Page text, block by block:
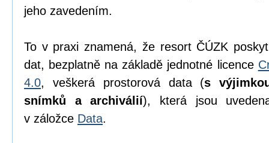
jeho zavedením.
To v praxi znamená, že resort ČÚZK
dat, bezplatně na základě jednotné licence
4.0, veškerá prostorová data (s
snímků a archiválií), která jsou
v záložce Data.